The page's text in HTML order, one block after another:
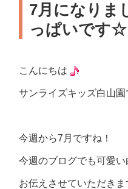
7月になりま
っぱいです☆
こんにちは
サンライズキッズ白山園
今週から7月ですね！
今週のブログでも可愛
お伝えさせていただきま